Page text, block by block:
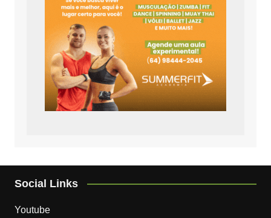
Social Links
Youtube